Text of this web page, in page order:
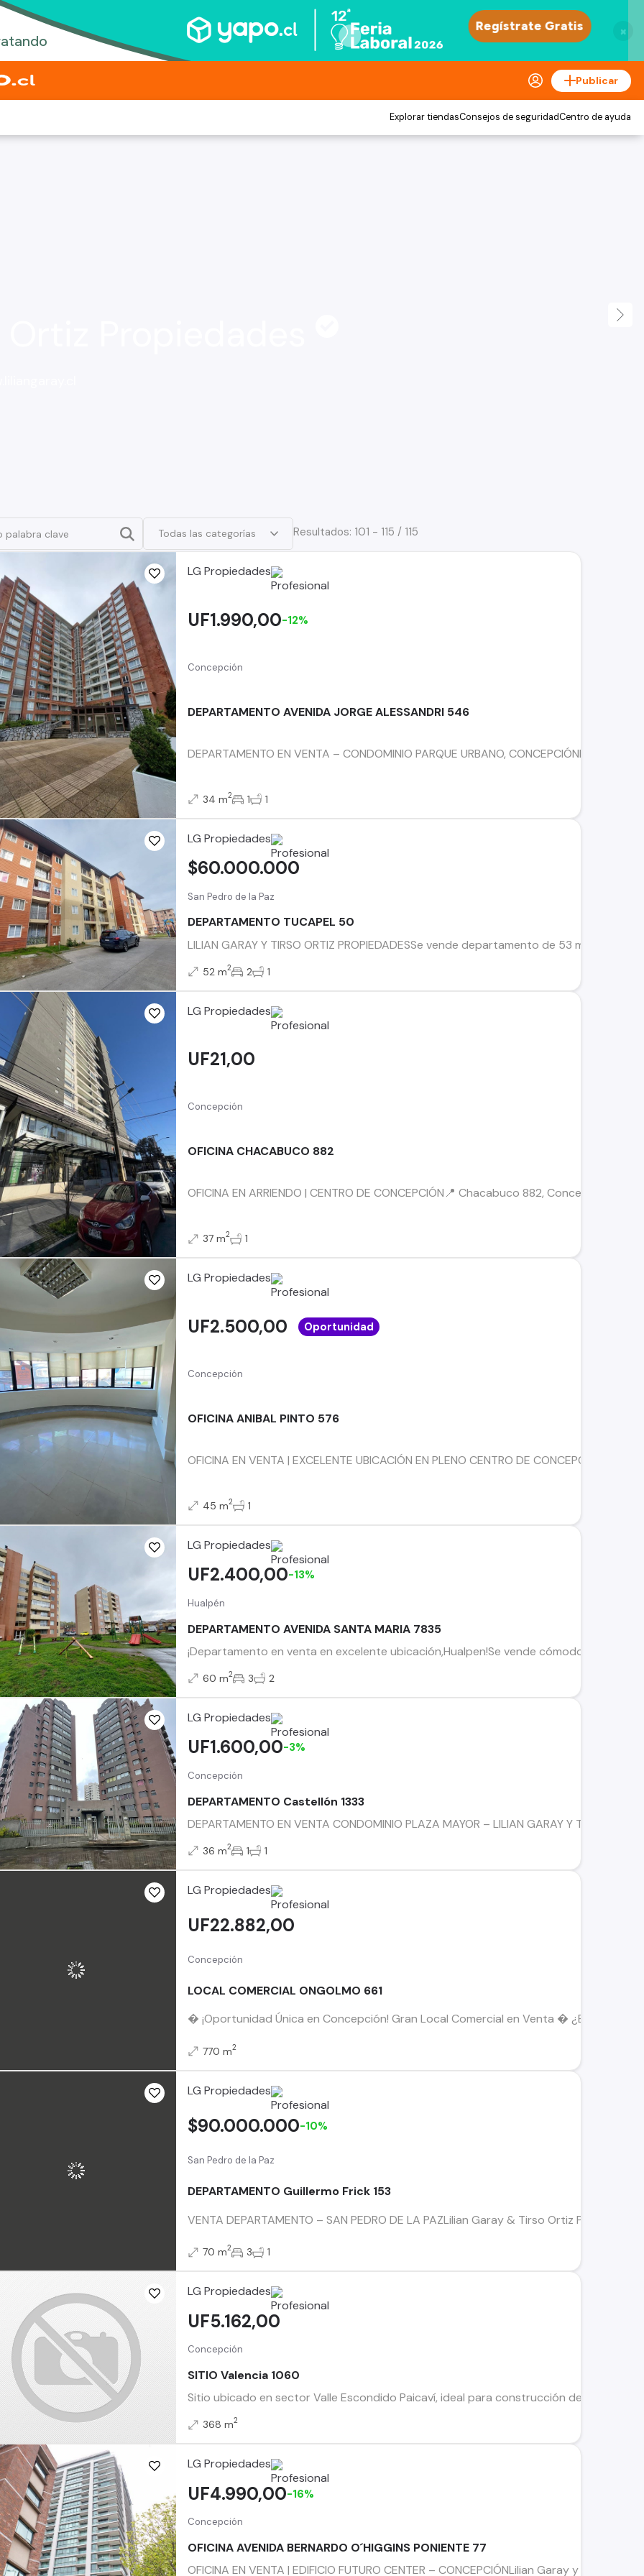
×
Publicar
Explorar tiendasConsejos de seguridadCentro de ayuda
Todas las categorías Resultados: 101 - 115 / 115
LG Propiedades
Concepción
DEPARTAMENTO AVENIDA JORGE ALESSANDRI 546
DEPARTAMENTO EN VENTA – CONDOMINIO PARQUE URBANO,
UF1.990,00-12%
34 m2 1 1
LG Propiedades
San Pedro de la Paz
DEPARTAMENTO TUCAPEL 50
LILIAN GARAY Y TIRSO ORTIZ PROPIEDADESSe vende departamento de 53 mt²
$60.000.000
52 m2 2 1
LG Propiedades
Concepción
OFICINA CHACABUCO 882
OFICINA EN ARRIENDO | CENTRO DE CONCEPCIÓN📍 Chacabuco 882,
UF21,00
37 m2 1
LG Propiedades
Concepción
OFICINA ANIBAL PINTO 576
OFICINA EN VENTA | EXCELENTE UBICACIÓN EN PLENO CENTRO DE
UF2.500,00 Oportunidad
45 m2 1
LG Propiedades
Hualpén
DEPARTAMENTO AVENIDA SANTA MARIA 7835
¡Departamento en venta en excelente ubicación,Hualpen!Se vende cómodo y
UF2.400,00-13%
60 m2 3 2
LG Propiedades
Concepción
DEPARTAMENTO Castellón 1333
DEPARTAMENTO EN VENTA CONDOMINIO PLAZA MAYOR – LILIAN GARAY Y TIRSO
UF1.600,00-3%
36 m2 1 1
LG Propiedades
Concepción
LOCAL COMERCIAL ONGOLMO 661
� ¡Oportunidad Única en Concepción! Gran Local Comercial en Venta � ¿Estás
UF22.882,00
770 m2
LG Propiedades
San Pedro de la Paz
DEPARTAMENTO Guillermo Frick 153
VENTA DEPARTAMENTO – SAN PEDRO DE LA PAZLilian Garay & Tirso Ortiz
$90.000.000-10%
70 m2 3 1
LG Propiedades
Concepción
SITIO Valencia 1060
Sitio ubicado en sector Valle Escondido Paicaví, ideal para construcción de vivienda
UF5.162,00
368 m2
LG Propiedades
Concepción
OFICINA AVENIDA BERNARDO O´HIGGINS PONIENTE 77
OFICINA EN VENTA | EDIFICIO FUTURO CENTER – CONCEPCIÓNLilian Garay y
UF4.990,00-16%